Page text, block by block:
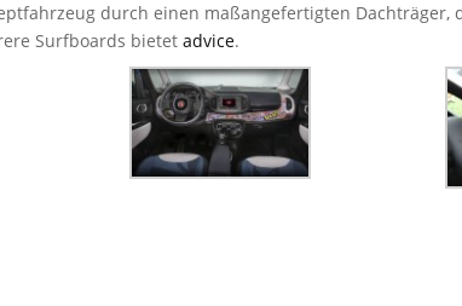
durch einen maßangefertigten
Surfboards bietetadvice.